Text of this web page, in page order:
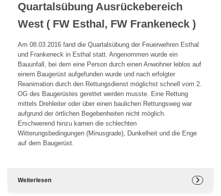
Quartalsübung Ausrückebereich
West ( FW Esthal, FW Frankeneck )
Am 08.03.2016 fand die Quartalsübung der Feuerwehren Esthal
und Frankeneck in Esthal statt. Angenommen wurde ein
Bauunfall, bei dem eine Person durch einen Anwohner leblos auf
einem Baugerüst aufgefunden wurde und nach erfolgter
Reanimation durch den Rettungsdienst möglichst schnell vom 2.
OG des Baugerüstes gerettet werden musste. Eine Rettung
mittels Drehleiter oder über einen baulichen Rettungsweg war
aufgrund der örtlichen Begebenheiten nicht möglich.
Erschwerend hinzu kamen die schlechten
Witterungsbedingungen (Minusgrade), Dunkelheit und die Enge
auf dem Baugerüst.
Weiterlesen